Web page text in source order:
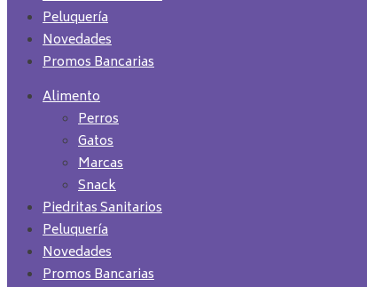
Peluquería
Novedades
Promos Bancarias
Alimento
Perros
Gatos
Marcas
Snack
Piedritas Sanitarios
Peluquería
Novedades
Promos Bancarias